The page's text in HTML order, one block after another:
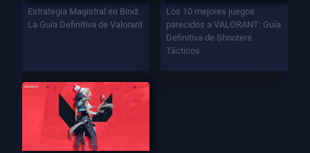
Estrategia Magistral en Bind:
La Guía Definitiva de Valorant
Los 10 mejores juegos
parecidos a VALORANT: Guía
Definitiva de Shooters
Tácticos